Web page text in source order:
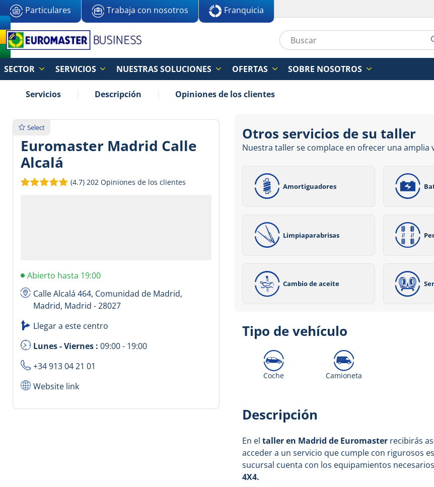
Particulares Trabaja con nosotros Franquicia
SECTOR SERVICIOS NUESTRAS SOLUCIONES OFERTAS SOBRE NOSOTROS
Servicios Descripción Opiniones de los clientes
Select
Euromaster Madrid Calle
Alcalá
(4.7) 202 Opiniones de los clientes
Abierto hasta 19:00
Calle Alcalá 464, Comunidad de Madrid,
Madrid, Madrid - 28027
Llegar a este centro
Lunes - Viernes : 09:00 - 19:00
+34 913 04 21 01
Website link
Otros servicios de su taller
Nuestra taller se complace en ofrecer una amplia
Amortiguadores
Limpiaparabrisas
Cambio de aceite
Tipo de vehículo
Coche Camioneta
Descripción
En eltaller en Madrid de Euromaster recibirás
acceder a un servicio que cumple con rigurosos
sucursal cuenta con los equipamientos
4X4.